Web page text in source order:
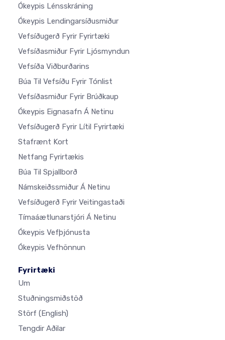
Ókeypis Lénsskráning
Ókeypis Lendingarsíðusmiður
Vefsíðugerð Fyrir Fyrirtæki
Vefsíðasmiður Fyrir Ljósmyndun
Vefsíða Viðburðarins
Búa Til Vefsíðu Fyrir Tónlist
Vefsíðasmiður Fyrir Brúðkaup
Ókeypis Eignasafn Á Netinu
Vefsíðugerð Fyrir Lítil Fyrirtæki
Stafrænt Kort
Netfang Fyrirtækis
Búa Til Spjallborð
Námskeiðssmiður Á Netinu
Vefsíðugerð Fyrir Veitingastaði
Tímaáætlunarstjóri Á Netinu
Ókeypis Vefþjónusta
Ókeypis Vefhönnun
Fyrirtæki
Um
Stuðningsmiðstöð
Störf (English)
Tengdir Aðilar